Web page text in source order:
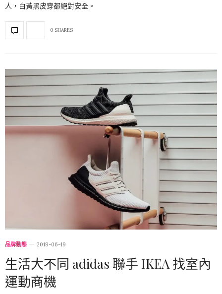
人，白黃黑皮穿都絕對安全。
0 SHARES
品牌動態 2019-06-19
生活大不同 adidas 聯手 IKEA 找室內
運動商機